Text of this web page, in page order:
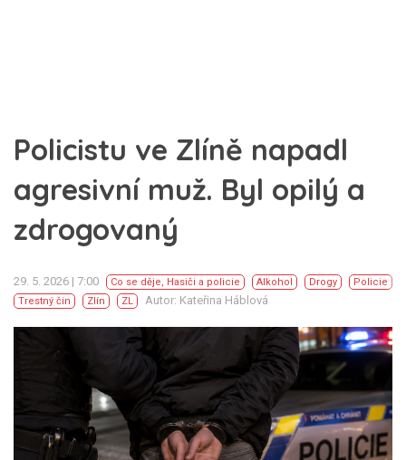
Policistu ve Zlíně napadl
agresivní muž. Byl opilý a
zdrogovaný
29. 5. 2026 | 7:00 Co se děje, Hasiči a policie Alkohol Drogy
Policie
Trestný čin
Zlín ZL Autor: Kateřina Háblová